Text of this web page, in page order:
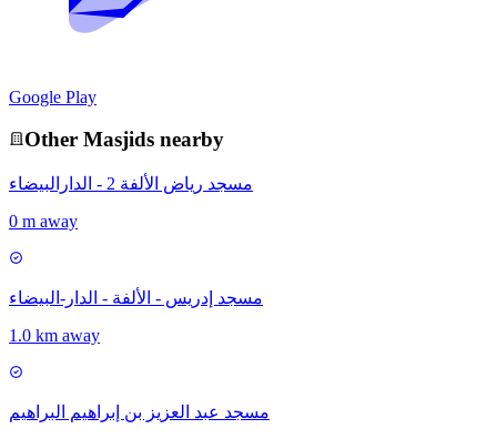
Google Play
Other Masjids nearby
مسجد رياض الألفة 2 - الدارالبيضاء
0 m away
مسجد إدريس - الألفة - الدار-البيضاء
1.0 km away
مسجد عبد العزيز بن إبراهيم البراهيم